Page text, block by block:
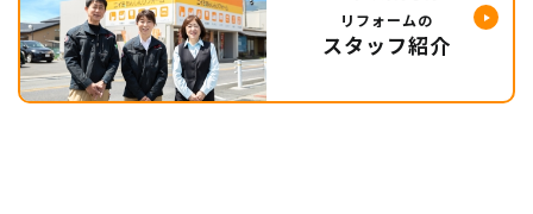
リフォームの
スタッフ紹介